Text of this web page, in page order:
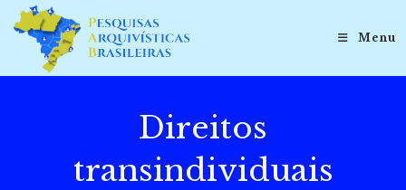
para
conteúdo
Menu
Direitos
transindividuais